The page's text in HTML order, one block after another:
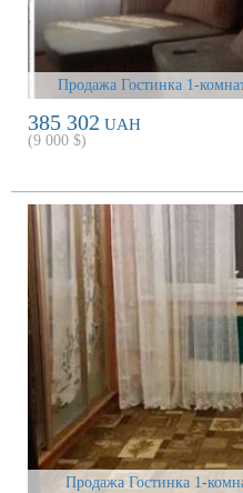
Продажа Гостинка 1-
385 302 UAH
(9 000 $)
Продажа Гостинка 1-